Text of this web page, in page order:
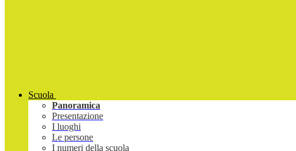
Scuola
Panoramica
Presentazione
I luoghi
Le persone
I numeri della scuola